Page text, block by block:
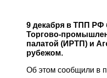
9 декабря в ТПП РФ
Торгово-
палатой (ИРТП) и
рубежом.
Об этом сообщили в